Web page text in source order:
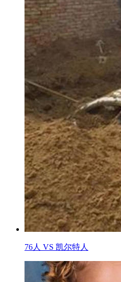
76人 VS 凯尔特人